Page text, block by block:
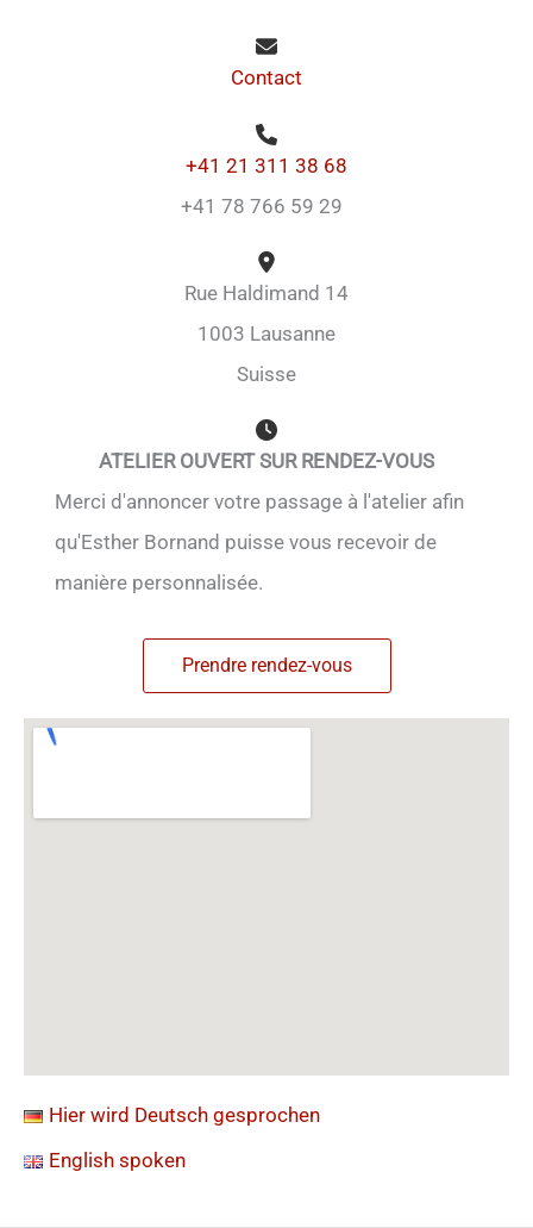
Contact
+41 21 311 38 68
+41 78 766 59 29
Rue Haldimand 14
1003 Lausanne
Suisse
ATELIER OUVERT SUR RENDEZ-VOUS
Merci d'annoncer votre passage à l'atelier afin
qu'Esther Bornand puisse vous recevoir de
manière personnalisée.
Prendre rendez-vous
Hier wird Deutsch gesprochen
English spoken